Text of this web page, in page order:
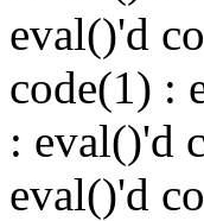
eval()'d
code(1) :
: eval()'d
eval()'d